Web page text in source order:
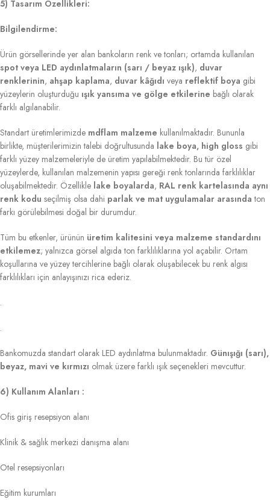
5) Tasarım Özellikleri:
Bilgilendirme:
Ürün görsellerinde yer alan bankoların renk ve tonları; ortamda kullanılan
spot veya LED aydınlatmaların (sarı / beyaz ışık), duvar
renklerinin, ahşap kaplama, duvar kâğıdı veya reflektif boya gibi
yüzeylerin oluşturduğu ışık yansıma ve gölge etkilerine bağlı olarak
farklı algılanabilir.
Standart üretimlerimizde mdflam malzeme kullanılmaktadır. Bununla
birlikte, müşterilerimizin talebi doğrultusunda lake boya, high gloss gibi
farklı yüzey malzemeleriyle de üretim yapılabilmektedir. Bu tür özel
yüzeylerde, kullanılan malzemenin yapısı gereği renk tonlarında farklılıklar
oluşabilmektedir. Özellikle lake boyalarda, RAL renk kartelasında aynı
renk kodu seçilmiş olsa dahi parlak ve mat uygulamalar arasında ton
farkı görülebilmesi doğal bir durumdur.
Tüm bu etkenler, ürünün üretim kalitesini veya malzeme standardını
etkilemez; yalnızca görsel algıda ton farklılıklarına yol açabilir. Ortam
koşullarına ve yüzey tercihlerine bağlı olarak oluşabilecek bu renk algısı
farklılıkları için anlayışınızı rica ederiz.
.
.
Bankomuzda standart olarak LED aydınlatma bulunmaktadır. Günışığı (sarı),
beyaz, mavi ve kırmızı olmak üzere farklı ışık seçenekleri mevcuttur.
6) Kullanım Alanları :
Ofis giriş resepsiyon alanı
Klinik & sağlık merkezi danışma alanı
Otel resepsiyonları
Eğitim kurumları